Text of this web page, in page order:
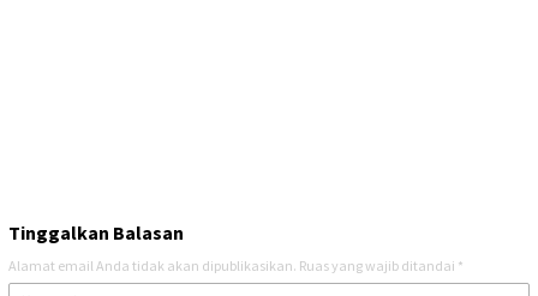
Tinggalkan Balasan
Alamat email Anda tidak akan dipublikasikan. Ruas yang wajib ditandai *